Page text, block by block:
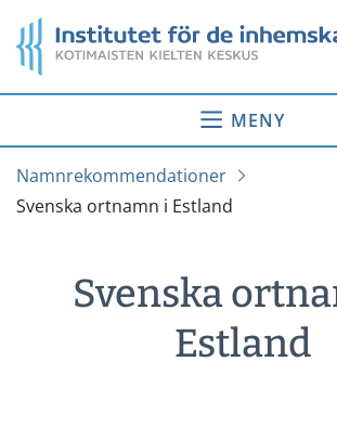
till
innehåll
Startsida
MENY
Namnrekommendationer
Svenska ortnamn i Estland
Svenska
Estland